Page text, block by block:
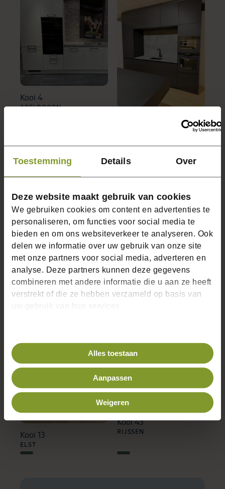
Toestemming Details Over
Deze website maakt gebruik van cookies
We gebruiken cookies om content en advertenties te
personaliseren, om functies voor social media te
bieden en om ons websiteverkeer te analyseren. Ook
delen we informatie over uw gebruik van onze site
met onze partners voor social media, adverteren en
analyse. Deze partners kunnen deze gegevens
combineren met andere informatie die u aan ze heeft
verstrekt of die ze hebben verzameld op basis van
Alles toestaan
Aanpassen
Weigeren
Kooi 4
APELDOORN
Kooi 16
ELST
Kooi 15
ELST
Kooi 13
ELST
Kooi 43
RIJSSEN